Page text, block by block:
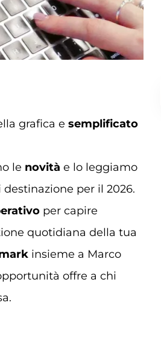
grafica e semplificato
le novità e lo leggiamo
per il 2026.
per capire
quotidiana della tua
insieme a Marco
offre a chi